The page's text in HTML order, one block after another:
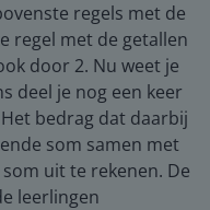
regels met de
regel met de getallen
door 2. Nu weet je
deel je nog een keer
bedrag dat daarbij
som samen met
uit te rekenen. De
leerlingen